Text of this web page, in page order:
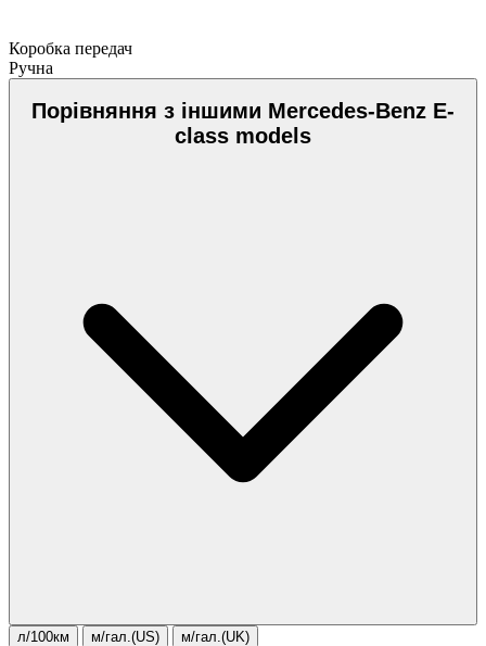
Коробка передач
Ручна
Порівняння з іншими Mercedes-Benz E-
class models
л/100км м/гал.(US) м/гал.(UK)